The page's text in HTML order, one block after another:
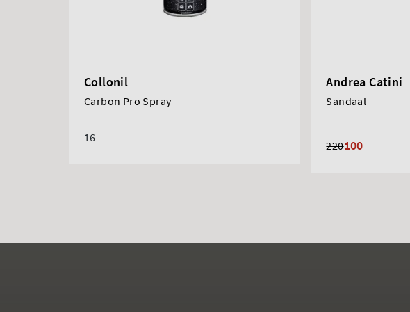
Collonil
Carbon Pro Spray
16
Andrea Catini
Sandaal
220100